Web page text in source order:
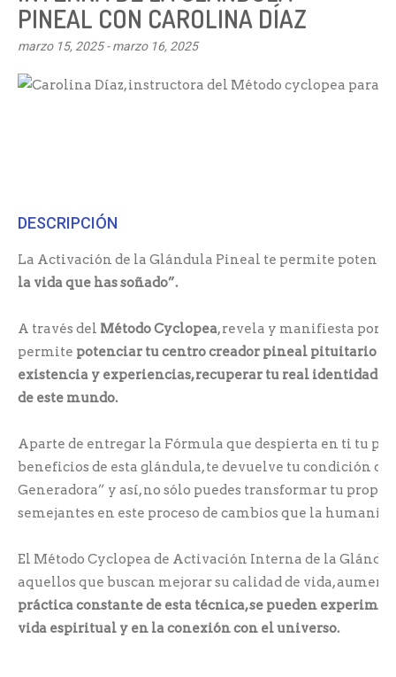
PINEAL CON CAROLINA DÍAZ
marzo 15, 2025-marzo 16, 2025
DESCRIPCIÓN
La Activación de la Glándula Pineal te permite
la vida que has soñado”.
A través del Método Cyclopea, revela y manifiesta por
permite potenciar tu centro creador pineal pituitario y
existencia y experiencias, recuperar tu real identidad
de este mundo.
Aparte de entregar la Fórmula que despierta en ti tu
beneficios de esta glándula, te devuelve tu condición de
Generadora” y así, no sólo puedes transformar tu
semejantes en este proceso de cambios que la
El Método Cyclopea de Activación Interna de la
aquellos que buscan mejorar su calidad de vida,
práctica constante de esta técnica, se pueden
vida espiritual y en la conexión con el universo.